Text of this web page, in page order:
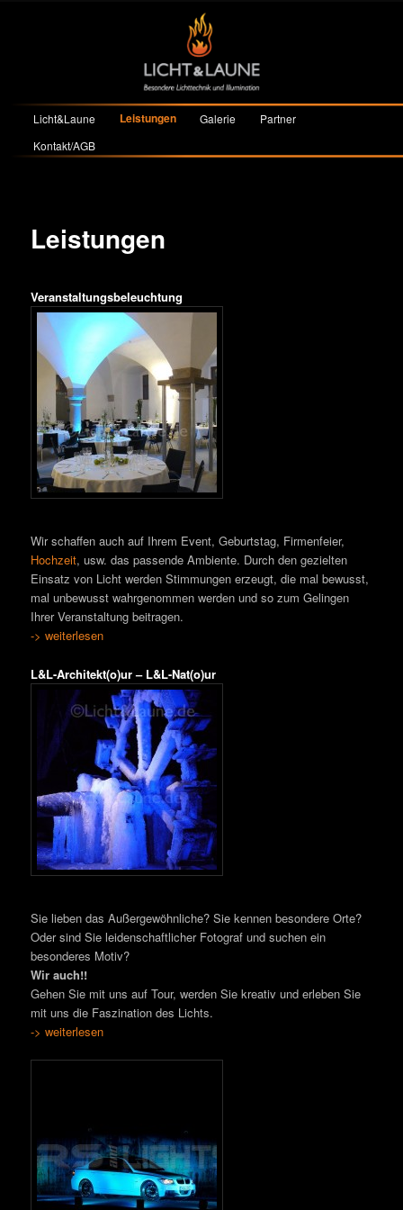
Hauptmenü
Zum primären Inhalt springen
Zum sekundären Inhalt springen
Licht&Laune Leistungen Galerie
Partner
Kontakt/AGB
Leistungen
Veranstaltungsbeleuchtung
Wir schaffen auch auf Ihrem Event, Geburtstag, Firmenfeier,
Hochzeit, usw. das passende Ambiente. Durch den gezielten
Einsatz von Licht werden Stimmungen erzeugt, die mal bewusst,
mal unbewusst wahrgenommen werden und so zum Gelingen
Ihrer Veranstaltung beitragen.
-> weiterlesen
L&L-Architekt(o)ur – L&L-Nat(o)ur
Sie lieben das Außergewöhnliche? Sie kennen besondere Orte?
Oder sind Sie leidenschaftlicher Fotograf und suchen ein
besonderes Motiv?
Wir auch!!
Gehen Sie mit uns auf Tour, werden Sie kreativ und erleben Sie
mit uns die Faszination des Lichts.
-> weiterlesen